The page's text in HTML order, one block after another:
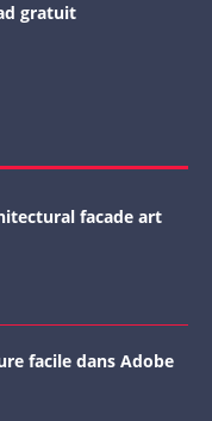
gratuit
facade art
facile dans Adobe